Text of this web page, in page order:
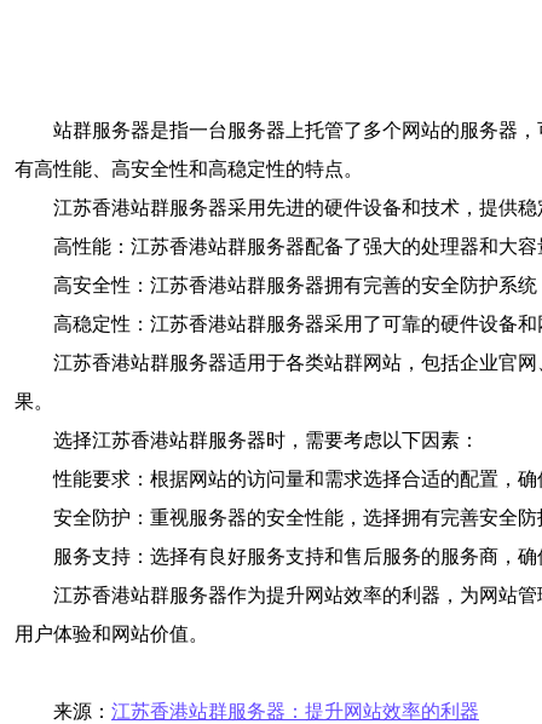
站群服务器是指一台服务器上托管了多个网站的服务器
有高性能、高安全性和高稳定性的特点。
江苏香港站群服务器采用先进的硬件设备和技术，提供
高性能：江苏香港站群服务器配备了强大的处理器和大
高安全性：江苏香港站群服务器拥有完善的安全防护系
高稳定性：江苏香港站群服务器采用了可靠的硬件设备
江苏香港站群服务器适用于各类站群网站，包括企业官
果。
选择江苏香港站群服务器时，需要考虑以下因素：
性能要求：根据网站的访问量和需求选择合适的配置，
安全防护：重视服务器的安全性能，选择拥有完善安全
服务支持：选择有良好服务支持和售后服务的服务商，
江苏香港站群服务器作为提升网站效率的利器，为网站
用户体验和网站价值。
来源： 江苏香港站群服务器：提升网站效率的利器